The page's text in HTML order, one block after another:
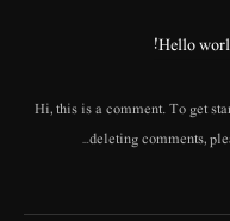
Hello
Hi, this is a comment. To get
deleting comments,